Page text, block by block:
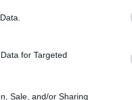
for Targeted
Sale, and/or Sharing
—
prática, isso
enfrentam
estão o
combustíveis e dos